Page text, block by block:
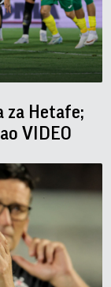
za Hetafe;
VIDEO